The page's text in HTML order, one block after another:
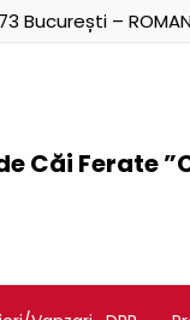
București –
Căi Ferate